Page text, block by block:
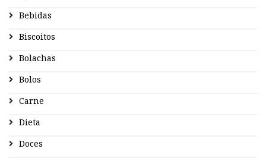
Bebidas
Biscoitos
Bolachas
Bolos
Carne
Dieta
Doces